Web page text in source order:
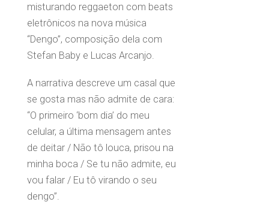
misturando reggaeton com beats
eletrônicos na nova música
“Dengo”, composição dela com
Stefan Baby e Lucas Arcanjo.
A narrativa descreve um casal que
se gosta mas não admite de cara:
“O primeiro ‘bom dia’ do meu
celular, a última mensagem antes
de deitar / Não tô louca, prisou na
minha boca / Se tu não admite, eu
vou falar / Eu tô virando o seu
dengo”.